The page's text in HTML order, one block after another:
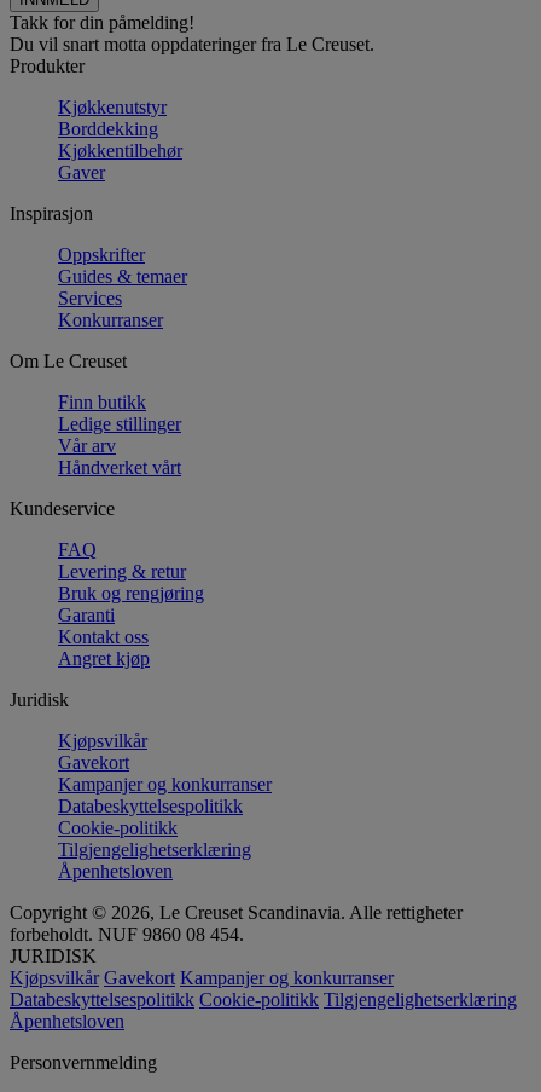
Takk for din påmelding!
Du vil snart motta oppdateringer fra Le Creuset.
Produkter
Kjøkkenutstyr
Borddekking
Kjøkkentilbehør
Gaver
Inspirasjon
Oppskrifter
Guides & temaer
Services
Konkurranser
Om Le Creuset
Finn butikk
Ledige stillinger
Vår arv
Håndverket vårt
Kundeservice
FAQ
Levering & retur
Bruk og rengjøring
Garanti
Kontakt oss
Angret kjøp
Juridisk
Kjøpsvilkår
Gavekort
Kampanjer og konkurranser
Databeskyttelsespolitikk
Cookie-politikk
Tilgjengelighetserklæring
Åpenhetsloven
Copyright © 2026, Le Creuset Scandinavia. Alle rettigheter
forbeholdt. NUF 9860 08 454.
JURIDISK
Kjøpsvilkår Gavekort Kampanjer og konkurranser
Databeskyttelsespolitikk Cookie-politikk Tilgjengelighetserklæring
Åpenhetsloven
Personvernmelding